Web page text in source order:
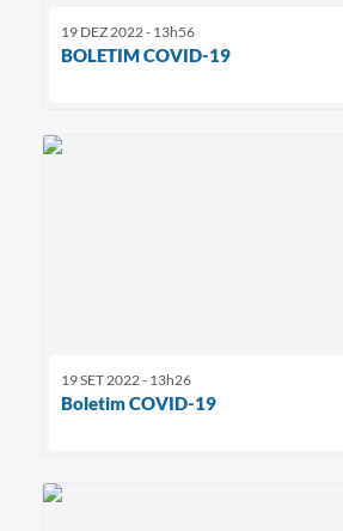
19 DEZ 2022 - 13h56
BOLETIM COVID-19
19 SET 2022 - 13h26
Boletim COVID-19